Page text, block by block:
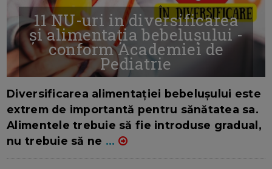
11 NU-uri in diversificarea
și alimentația bebelușului -
conform Academiei de
Pediatrie
Diversificarea alimentației bebelușului este
extrem de importantă pentru sănătatea sa.
Alimentele trebuie să fie introduse gradual,
nu trebuie să ne ...